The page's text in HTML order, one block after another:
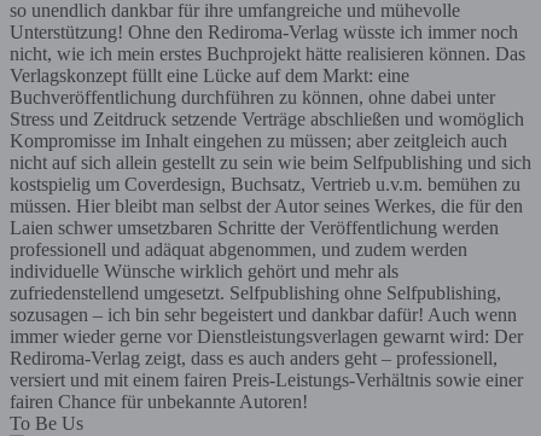
so unendlich dankbar für ihre umfangreiche und mühevolle
Unterstützung! Ohne den Rediroma-Verlag wüsste ich immer noch
nicht, wie ich mein erstes Buchprojekt hätte realisieren können. Das
Verlagskonzept füllt eine Lücke auf dem Markt: eine
Buchveröffentlichung durchführen zu können, ohne dabei unter
Stress und Zeitdruck setzende Verträge abschließen und womöglich
Kompromisse im Inhalt eingehen zu müssen; aber zeitgleich auch
nicht auf sich allein gestellt zu sein wie beim Selfpublishing und sich
kostspielig um Coverdesign, Buchsatz, Vertrieb u.v.m. bemühen zu
müssen. Hier bleibt man selbst der Autor seines Werkes, die für den
Laien schwer umsetzbaren Schritte der Veröffentlichung werden
professionell und adäquat abgenommen, und zudem werden
individuelle Wünsche wirklich gehört und mehr als
zufriedenstellend umgesetzt. Selfpublishing ohne Selfpublishing,
sozusagen – ich bin sehr begeistert und dankbar dafür! Auch wenn
immer wieder gerne vor Dienstleistungsverlagen gewarnt wird: Der
Rediroma-Verlag zeigt, dass es auch anders geht – professionell,
versiert und mit einem fairen Preis-Leistungs-Verhältnis sowie einer
fairen Chance für unbekannte Autoren!
To Be Us